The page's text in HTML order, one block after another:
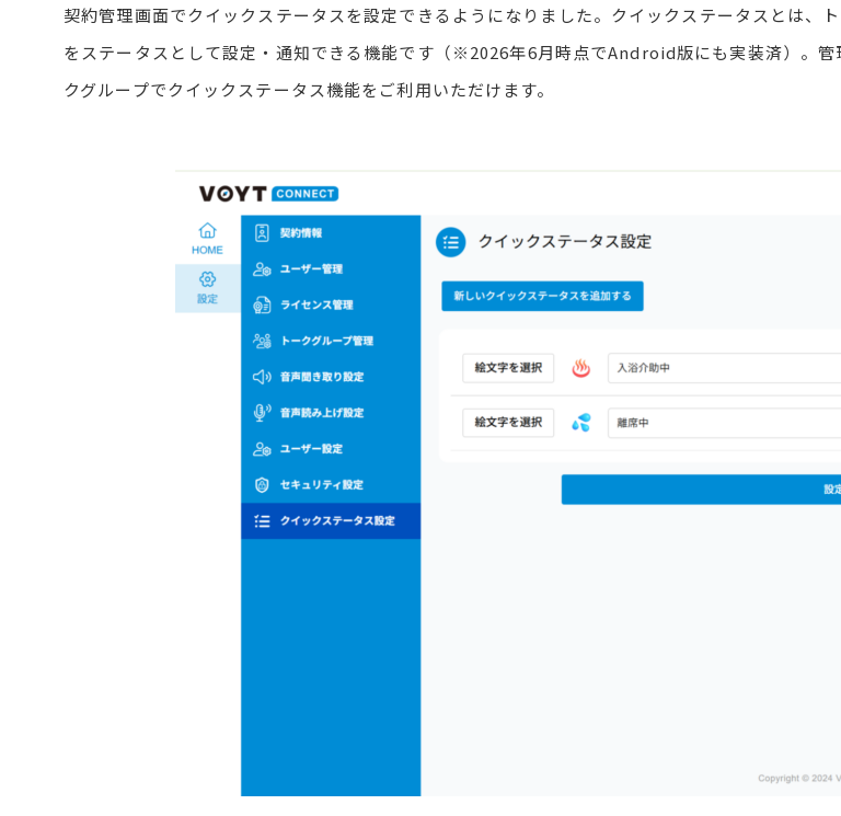
契約管理画面でクイックステータスを設定できるようになりました。クイックステータスとは、
をステータスとして設定・通知できる機能です（※2026年6月時点でAndroid版にも実装済）。
クグループでクイックステータス機能をご利用いただけます。